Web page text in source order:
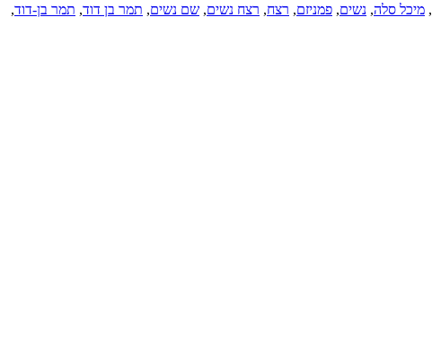
, מיכל סלה, נשים, פמניזם, רצח, רצח נשים, שם נשים, תמר בן דוד, תמר בן-דוד,